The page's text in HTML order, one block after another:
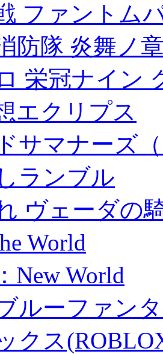
ファントム
防隊 炎舞ノ
栄冠ナイン
エクリプス
サマナーズ
ランブル
ヴェーダの
World
New World
ルーファン
クス